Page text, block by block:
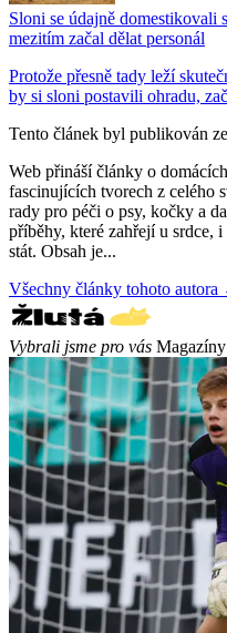
Sloni se údajně
mezitím začal dělat personál
Protože přesně tady leží
by si sloni postavili ohradu,
Tento článek byl publikován
Web přináší články o
fascinujících tvorech z celého
rady pro péči o psy, kočky a
příběhy, které zahřejí u srdce,
stát. Obsah je...
Všechny články tohoto autora
Vybrali jsme pro vás